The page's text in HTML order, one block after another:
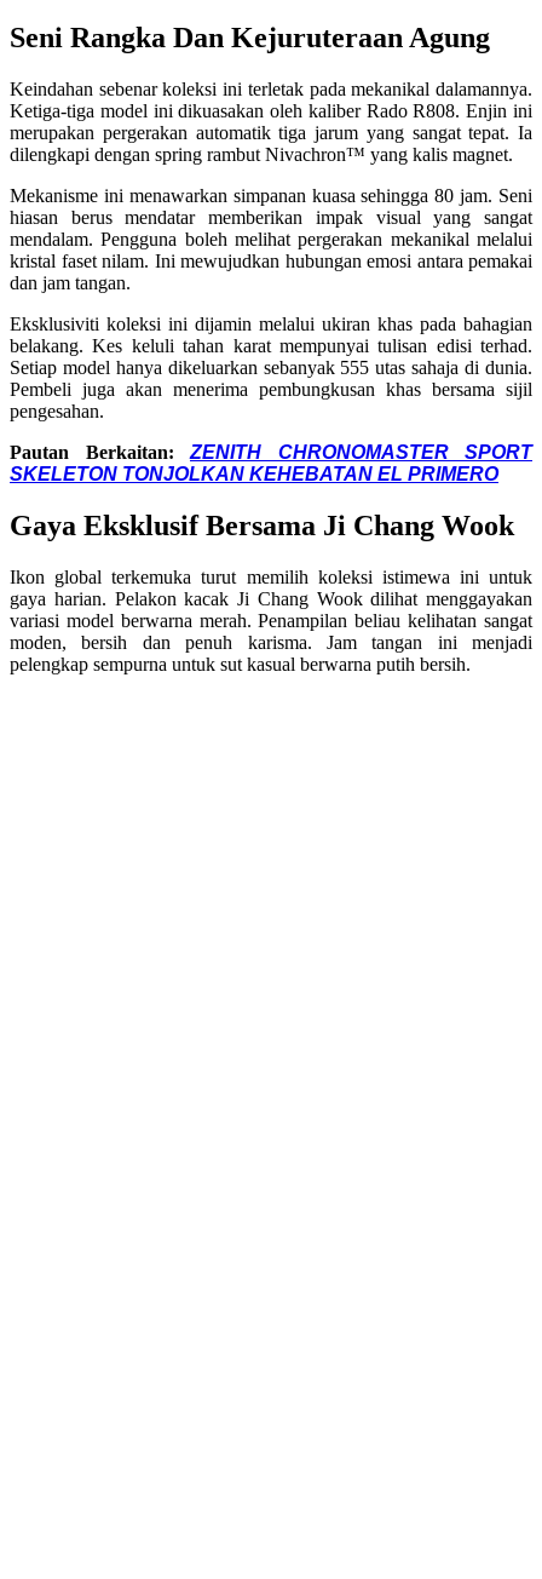
Seni Rangka Dan Kejuruteraan Agung
Keindahan sebenar koleksi ini terletak pada mekanikal dalamannya.
Ketiga-tiga model ini dikuasakan oleh kaliber Rado R808. Enjin ini
merupakan pergerakan automatik tiga jarum yang sangat tepat. Ia
dilengkapi dengan spring rambut Nivachron™ yang kalis magnet.
Mekanisme ini menawarkan simpanan kuasa sehingga 80 jam. Seni
hiasan berus mendatar memberikan impak visual yang sangat
mendalam. Pengguna boleh melihat pergerakan mekanikal melalui
kristal faset nilam. Ini mewujudkan hubungan emosi antara pemakai
dan jam tangan.
Eksklusiviti koleksi ini dijamin melalui ukiran khas pada bahagian
belakang. Kes keluli tahan karat mempunyai tulisan edisi terhad.
Setiap model hanya dikeluarkan sebanyak 555 utas sahaja di dunia.
Pembeli juga akan menerima pembungkusan khas bersama sijil
pengesahan.
Pautan Berkaitan: ZENITH CHRONOMASTER SPORT
SKELETON TONJOLKAN KEHEBATAN EL PRIMERO
Gaya Eksklusif Bersama Ji Chang Wook
Ikon global terkemuka turut memilih koleksi istimewa ini untuk
gaya harian. Pelakon kacak Ji Chang Wook dilihat menggayakan
variasi model berwarna merah. Penampilan beliau kelihatan sangat
moden, bersih dan penuh karisma. Jam tangan ini menjadi
pelengkap sempurna untuk sut kasual berwarna putih bersih.